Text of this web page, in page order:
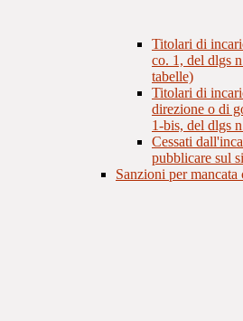
Titolari di
co. 1, del dlgs
tabelle)
Titolari di
direzione o di
1-bis, del dlgs
Cessati
pubblicare sul
Sanzioni per